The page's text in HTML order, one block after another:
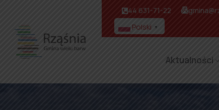
44 631-71-22
Polski ▼
Aktualności